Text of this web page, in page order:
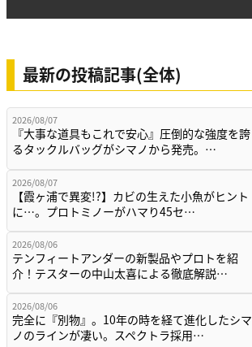
最新の投稿記事(全体)
2026/08/07
『大事な道具もこれで安心』圧倒的な強度を誇
るタックルバッグがシマノから発売。…
2026/08/07
【霞ヶ浦で異変!?】カビの生えた小魚がヒント
に…。プロトミノーがハマり45セ…
2026/08/06
テンフィートアンダーの新製品やプロトを紹
介！テスターの中山太喜による徹底解説…
2026/08/06
完全に『別物』。10年の時を経て進化したシマ
ノのラインが凄い。スペクトラ採用…